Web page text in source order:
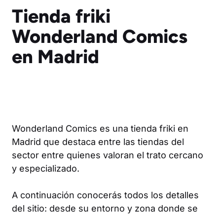
Tienda friki
Wonderland Comics
en Madrid
Wonderland Comics es una tienda friki en
Madrid que destaca entre las tiendas del
sector entre quienes valoran el trato cercano
y especializado.
A continuación conocerás todos los detalles
del sitio: desde su entorno y zona donde se